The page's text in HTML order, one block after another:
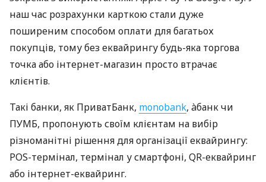
наш час розрахунки карткою стали дуже
поширеним способом оплати для багатьох
покупців, тому без еквайрингу будь-яка торгова
точка або інтернет-магазин просто втрачає
клієнтів.
Такі банки, як ПриватБанк, monobank, àбанк чи
ПУМБ, пропонують своїм клієнтам на вибір
різноманітні рішення для організації еквайрингу:
POS-термінал, термінал у смартфоні, QR-еквайринг
або інтернет-еквайринг.